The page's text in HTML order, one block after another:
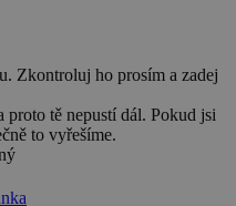
Zkontroluj ho prosím a zadej
proto tě nepustí dál. Pokud jsi
to vyřešíme.